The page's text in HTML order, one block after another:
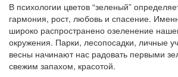
В психологии цветов “зеленый”
гармония, рост, любовь и спасение.
широко распространено озеленение
окружения. Парки, лесопосадки, личные
весны начинают нас радовать первыми
свежим запахом, красотой.